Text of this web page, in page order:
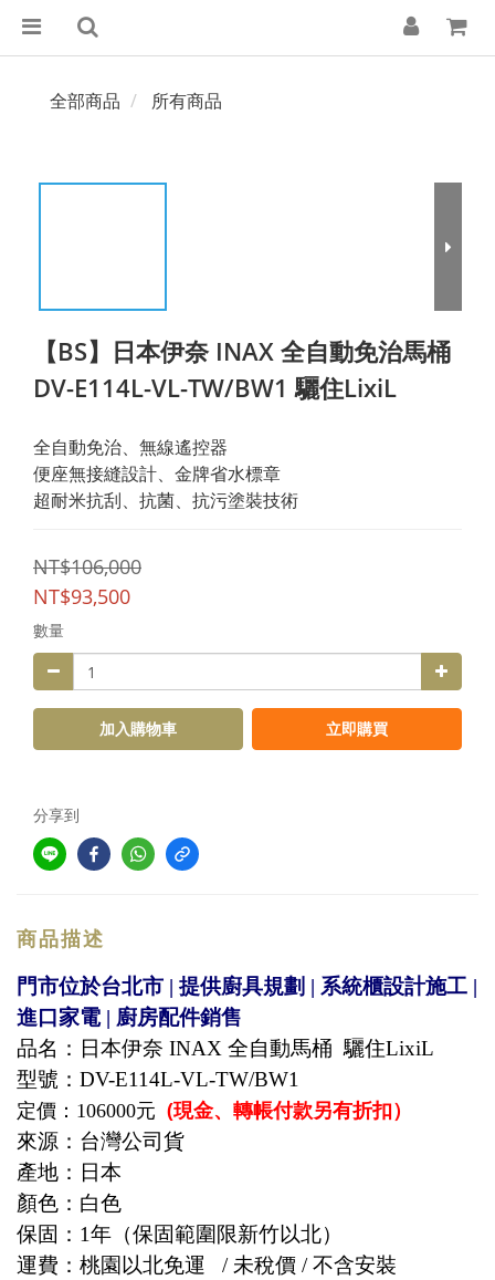
全部商品 所有商品
【BS】日本伊奈 INAX 全自動免治馬桶
DV-E114L-VL-TW/BW1 驪住LixiL
全自動免治、無線遙控器
便座無接縫設計、金牌省水標章
超耐米抗刮、抗菌、抗污塗裝技術
NT$106,000
NT$93,500
數量
加入購物車 立即購買
分享到
商品描述
門市位於台北市 | 提供廚具規劃 | 系統櫃設計施工 |
進口家電 | 廚房配件銷售
品名：日本伊奈 INAX 全自動馬桶 驪住LixiL
型號：DV-E114L-VL-TW/BW1
定價：106000元 (現金、轉帳付款另有折扣）
來源：台灣公司貨
產地：日本
顏色：白色
保固：1年 （保固範圍限新竹以北）
運費：桃園以北免運 / 未稅價 / 不含安裝